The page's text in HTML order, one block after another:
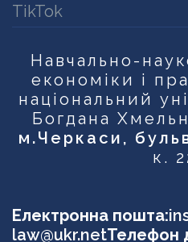
TikTok
Навчально-
економіки і
національний
Богдана
м.Черкаси,
к.
Електронна пошта:
law@ukr.netТелефон